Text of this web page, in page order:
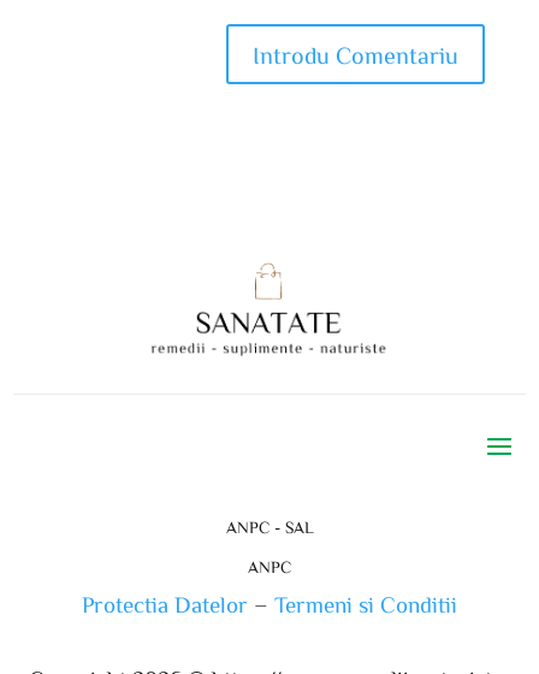
ANPC - SAL
ANPC
Protectia Datelor – Termeni si Conditii